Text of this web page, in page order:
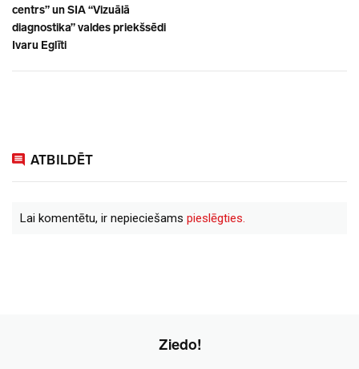
centrs” un SIA “Vizuālā
diagnostika” valdes priekšsēdi
Ivaru Eglīti
ATBILDĒT
Lai komentētu, ir nepieciešams pieslēgties.
Ziedo!